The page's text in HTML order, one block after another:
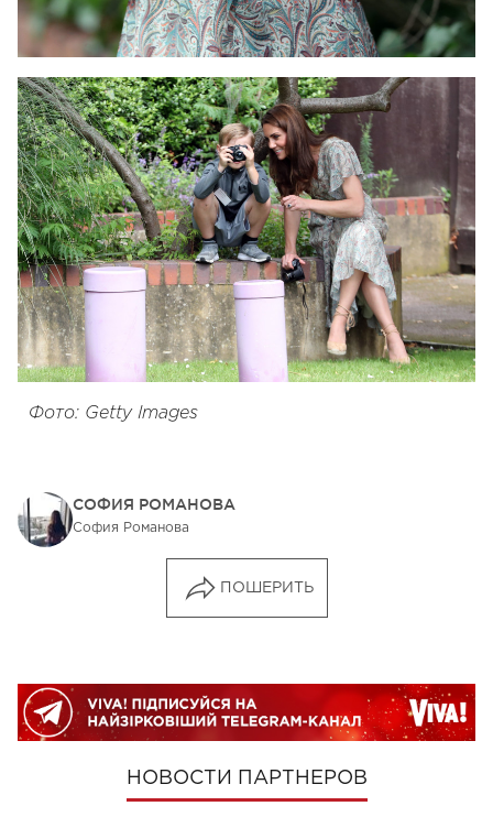
Фото: Getty Images
СОФИЯ РОМАНОВА
София Романова
ПОШЕРИТЬ
НОВОСТИ ПАРТНЕРОВ